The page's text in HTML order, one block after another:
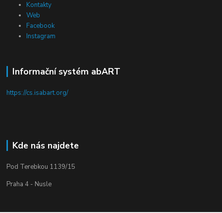
Kontakty
Web
Facebook
Instagram
Informační systém abART
https://cs.isabart.org/
Kde nás najdete
Pod Terebkou 1139/15
Praha 4 - Nusle